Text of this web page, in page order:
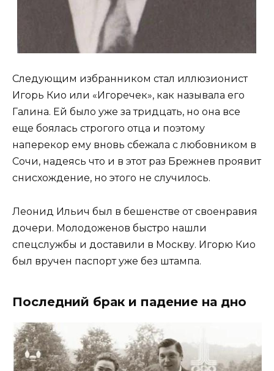
Следующим избранником стал иллюзионист
Игорь Кио или «Игоречек», как называла его
Галина. Ей было уже за тридцать, но она все
еще боялась строгого отца и поэтому
наперекор ему вновь сбежала с любовником в
Сочи, надеясь что и в этот раз Брежнев проявит
снисхождение, но этого не случилось.
Леонид Ильич был в бешенстве от своенравия
дочери. Молодоженов быстро нашли
спецслужбы и доставили в Москву. Игорю Кио
был вручен паспорт уже без штампа.
Последний брак и падение на дно